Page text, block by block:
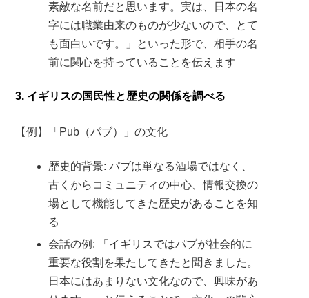
素敵な名前だと思います。実は、日本の名
字には職業由来のものが少ないので、とて
も面白いです。」といった形で、相手の名
前に関心を持っていることを伝えます
3. イギリスの国民性と歴史の関係を調べる
【例】「Pub（パブ）」の文化
歴史的背景: パブは単なる酒場ではなく、
古くからコミュニティの中心、情報交換の
場として機能してきた歴史があることを知
る
会話の例: 「イギリスではパブが社会的に
重要な役割を果たしてきたと聞きました。
日本にはあまりない文化なので、興味があ